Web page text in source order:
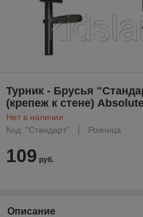
Турник - Брусья
(крепеж к стене)
Нет в наличии
Код: "Стандарт"
Розница
109 руб.
Описание